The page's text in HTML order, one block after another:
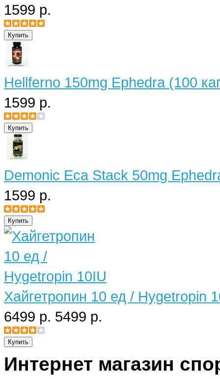
1599 р.
Hellferno 150mg Ephedra (100
1599 р.
Demonic Eca Stack 50mg
1599 р.
Хайгетропин 10 ед / Hygetropin
6499 р. 5499 р.
Интернет магазин